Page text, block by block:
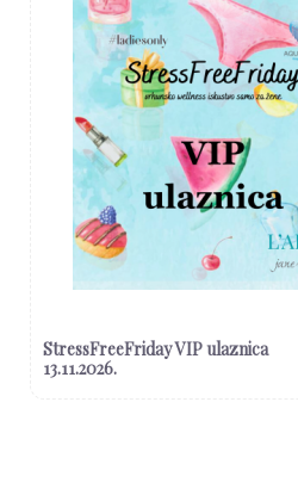
StressFreeFriday VIP ulaznica
13.11.2026.